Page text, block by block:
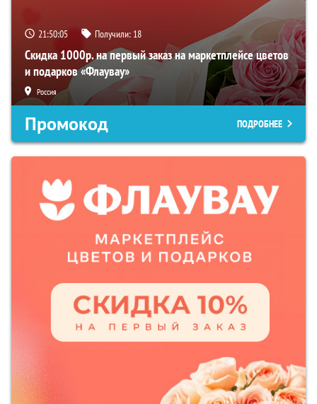
21:50:04 Получили: 18
Скидка 1000р. на первый заказ на маркетплейсе цветов
и подарков «Флаувау»
Россия
Промокод ПОДРОБНЕЕ